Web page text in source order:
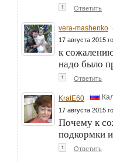
↑ Ответить
vera-mashenko
17 августа 2015
к
надо было
↑ Ответить
KratE60
17 августа 2015
Почему к
подкормки
↑ Ответить